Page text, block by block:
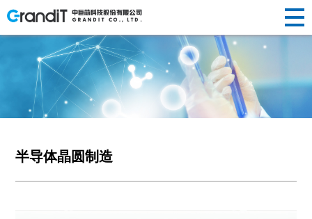
ABOUT US
我们
荣誉资质
产品
衬底片制
造
光纤光棒
R&D
研发
替代性研
前瞻性研
NEWS
新闻
中心
新闻动态
HUMAN
RESOURCES
人力
资源
人才理念
INVESTOR
RELATIONS
投资
者关
系
半导体晶圆制造